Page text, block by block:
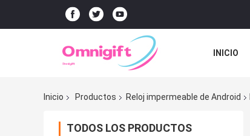
INICIO
Inicio Productos Reloj impermeable de Android
TODOS LOS PRODUCTOS